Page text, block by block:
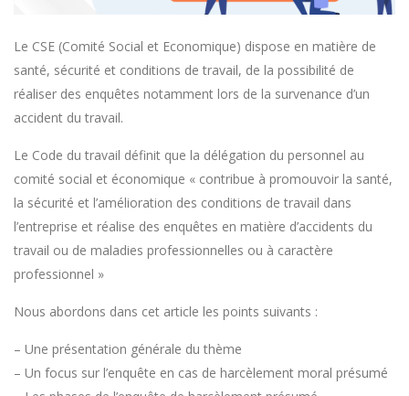
Le CSE (Comité Social et Economique) dispose en matière de
santé, sécurité et conditions de travail, de la possibilité de
réaliser des enquêtes notamment lors de la survenance d’un
accident du travail.
Le Code du travail définit que la délégation du personnel au
comité social et économique « contribue à promouvoir la santé,
la sécurité et l’amélioration des conditions de travail dans
l’entreprise et réalise des enquêtes en matière d’accidents du
travail ou de maladies professionnelles ou à caractère
professionnel »
Nous abordons dans cet article les points suivants :
– Une présentation générale du thème
– Un focus sur l’enquête en cas de harcèlement moral présumé